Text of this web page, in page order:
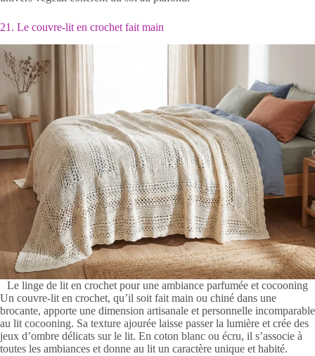
21. Le couvre-lit en crochet fait main
Le linge de lit en crochet pour une ambiance parfumée et cocooning
Un couvre-lit en crochet, qu’il soit fait main ou chiné dans une
brocante, apporte une dimension artisanale et personnelle incomparable
au lit cocooning. Sa texture ajourée laisse passer la lumière et crée des
jeux d’ombre délicats sur le lit. En coton blanc ou écru, il s’associe à
toutes les ambiances et donne au lit un caractère unique et habité.